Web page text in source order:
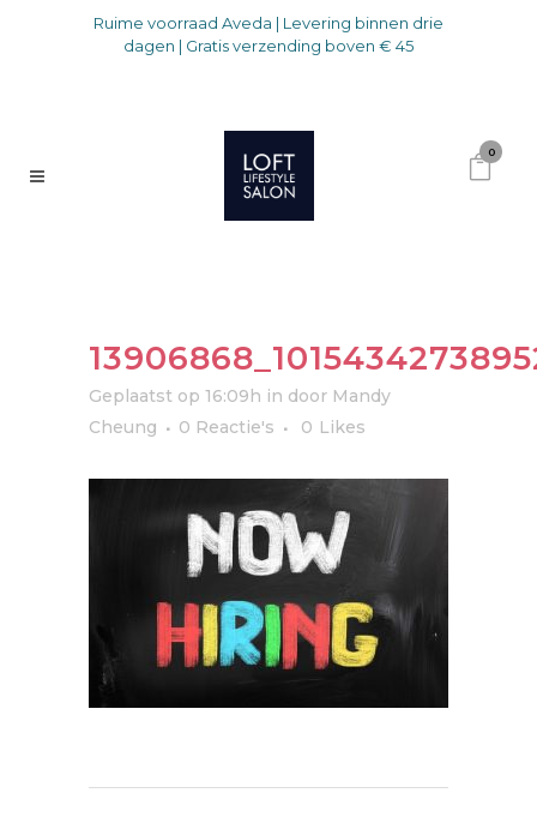
Ruime voorraad Aveda | Levering binnen drie
dagen | Gratis verzending boven € 45
0
Geplaatst op 16:09h in door Mandy
Cheung
0 Reactie's 0 Likes